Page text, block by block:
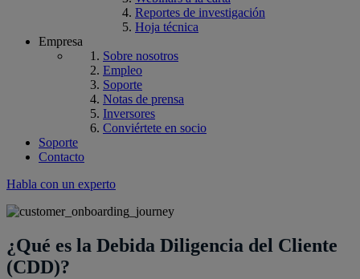
Reportes de investigación
Hoja técnica
Empresa
Sobre nosotros
Empleo
Soporte
Notas de prensa
Inversores
Conviértete en socio
Soporte
Contacto
Habla con un experto
¿Qué es la Debida Diligencia del Cliente
(CDD)?